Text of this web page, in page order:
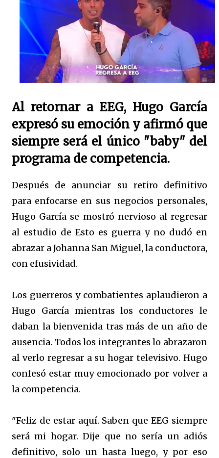
Al retornar a EEG, Hugo García
expresó su emoción y afirmó que
siempre será el único "baby" del
programa de competencia.
Después de anunciar su retiro definitivo
para enfocarse en sus negocios personales,
Hugo García se mostró nervioso al regresar
al estudio de Esto es guerra y no dudó en
abrazar a Johanna San Miguel, la conductora,
con efusividad.
Los guerreros y combatientes aplaudieron a
Hugo García mientras los conductores le
daban la bienvenida tras más de un año de
ausencia. Todos los integrantes lo abrazaron
al verlo regresar a su hogar televisivo. Hugo
confesó estar muy emocionado por volver a
la competencia.
"Feliz de estar aquí. Saben que EEG siempre
será mi hogar. Dije que no sería un adiós
definitivo, solo un hasta luego, y por eso